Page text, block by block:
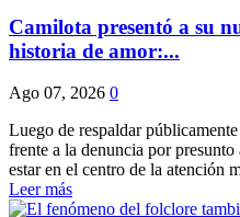
Camilota presentó a su
historia de amor:...
Ago 07, 2026 0
Luego de respaldar
frente a la denuncia por
estar en el centro de la atención
Leer más